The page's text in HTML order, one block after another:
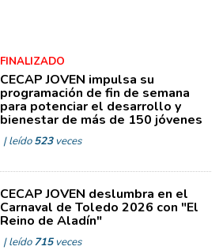
FINALIZADO
CECAP JOVEN impulsa su
programación de fin de semana
para potenciar el desarrollo y
bienestar de más de 150 jóvenes
| leído523veces
CECAP JOVEN deslumbra en el
Carnaval de Toledo 2026 con "El
Reino de Aladín"
| leído715veces